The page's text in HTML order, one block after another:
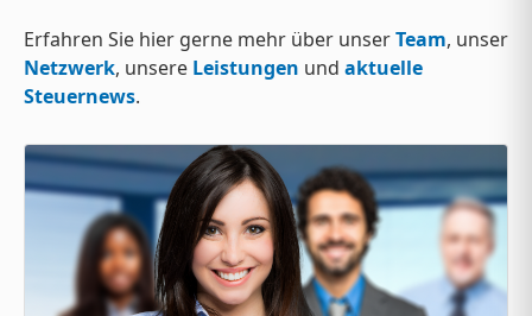
Erfahren Sie hier gerne mehr über unserTeam, unser
Netzwerk, unsere Leistungen und aktuelle
Steuernews.